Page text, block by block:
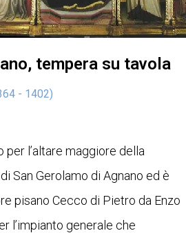
tempera su tavola
- 1402)
l’altare maggiore della
San Gerolamo di Agnano ed è
pisano Cecco di Pietro da Enzo
l’impianto generale che